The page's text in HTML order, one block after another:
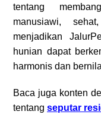
tentang
manusiawi,
menjadikan
hunian dapat
harmonis dan
Baca juga konten
tentang seputar